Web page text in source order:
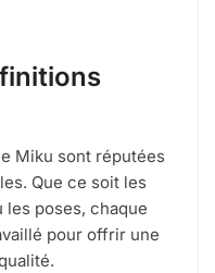
Miku sont réputées
Que ce soit les
les poses, chaque
pour offrir une